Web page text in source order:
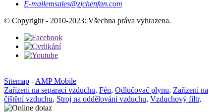
E-mailemsales@zjchenfan.com
© Copyright - 2010-2023: Všechna práva vyhrazena.
Sitemap - AMP Mobile
Zařízení na separaci vzduchu, Fén, Odlučovač plynu, Zařízení na
čištění vzduchu, Stroj na oddělování vzduchu, Vzduchový filtr,